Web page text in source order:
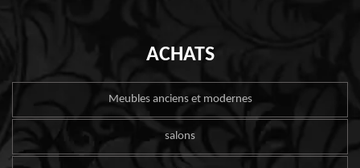
ACHATS
Meubles anciens et modernes
salons